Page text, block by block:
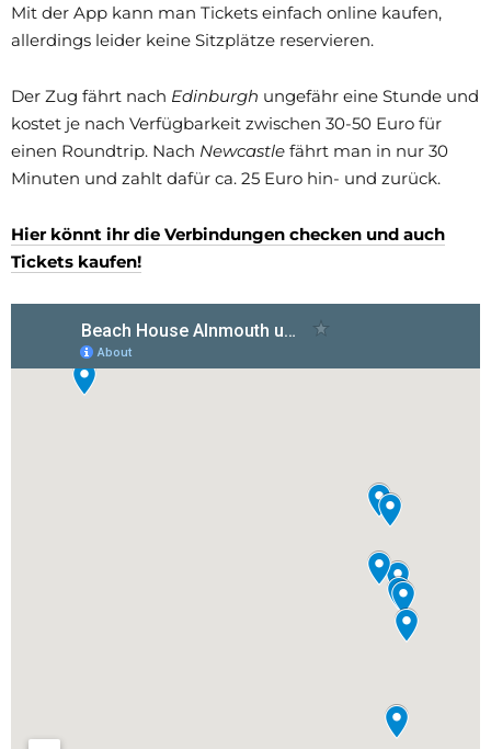
Mit der App kann man Tickets einfach online kaufen,
allerdings leider keine Sitzplätze reservieren.
Der Zug fährt nach Edinburgh ungefähr eine Stunde und
kostet je nach Verfügbarkeit zwischen 30-50 Euro für
einen Roundtrip. Nach Newcastle fährt man in nur 30
Minuten und zahlt dafür ca. 25 Euro hin- und zurück.
Hier könnt ihr die Verbindungen checken und auch
Tickets kaufen!